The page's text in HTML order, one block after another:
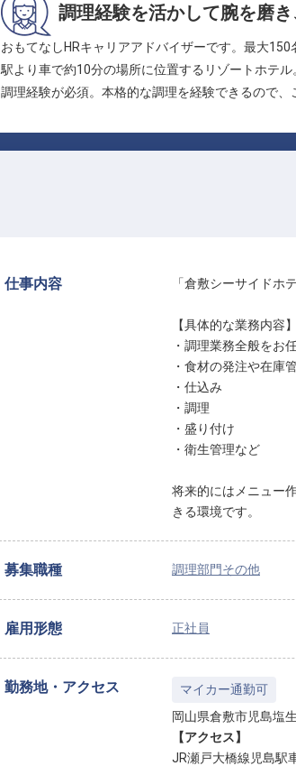
調理経験を活かして腕を磨
おもてなしHRキャリアアドバイザーです。最大
駅より車で約10分の場所に位置するリゾートホテ
調理経験が必須。本格的な調理を経験できるので
仕事内容 「倉敷シーサイドホ
【具体的な業務内容】
・調理業務全般をお
・⾷材の発注や在庫
・仕込み
・調理
・盛り付け
・衛生管理など
将来的にはメニュー
きる環境です。
募集職種 調理部門その他
雇用形態 正社員
勤務地・アクセス
マイカー通勤可
岡山県倉敷市児島塩
【アクセス】
JR瀬戸大橋線児島駅